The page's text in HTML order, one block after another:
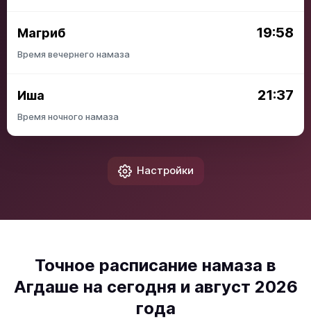
Магриб 19:58
Время вечернего намаза
Иша 21:37
Время ночного намаза
Настройки
Точное расписание намаза в
Агдаше на сегодня и август 2026
года